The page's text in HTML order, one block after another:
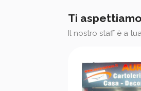
Ti
Il nostro staff è a